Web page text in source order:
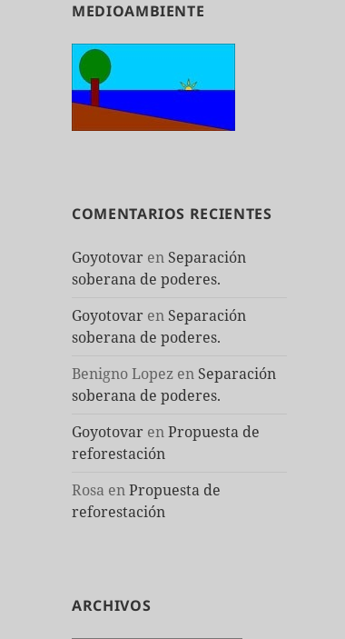
MEDIOAMBIENTE
COMENTARIOS RECIENTES
Goyotovar en Separación
soberana de poderes.
Goyotovar en Separación
soberana de poderes.
Benigno Lopez en Separación
soberana de poderes.
Goyotovar enPropuesta de
reforestación
Rosa enPropuesta de
reforestación
ARCHIVOS